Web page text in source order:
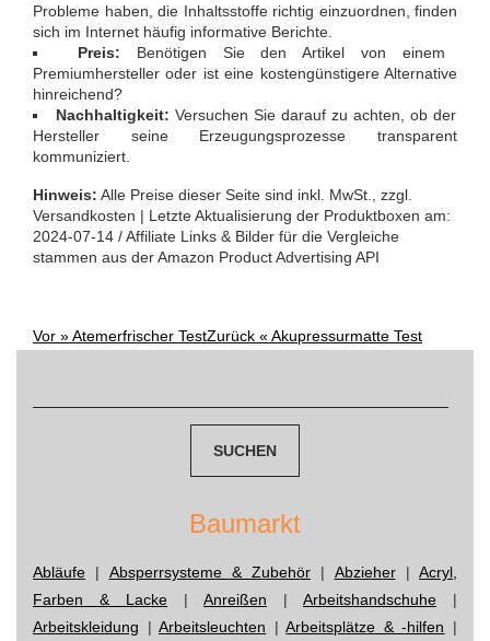
Probleme haben, die Inhaltsstoffe richtig einzuordnen, finden
sich im Internet häufig informative Berichte.
Preis: Benötigen Sie den Artikel von einem
Premiumhersteller oder ist eine kostengünstigere Alternative
hinreichend?
Nachhaltigkeit: Versuchen Sie darauf zu achten, ob der
Hersteller seine Erzeugungsprozesse transparent
kommuniziert.
Hinweis: Alle Preise dieser Seite sind inkl. MwSt., zzgl.
Versandkosten | Letzte Aktualisierung der Produktboxen am:
2024-07-14 / Affiliate Links & Bilder für die Vergleiche
stammen aus der Amazon Product Advertising API
Post
Vor »Atemerfrischer TestZurück « Akupressurmatte Test
Baumarkt
Abläufe | Absperrsysteme & Zubehör | Abzieher| Acryl,
Farben & Lacke | Anreißen | Arbeitshandschuhe |
Arbeitskleidung |Arbeitsleuchten |Arbeitsplätze & -hilfen |